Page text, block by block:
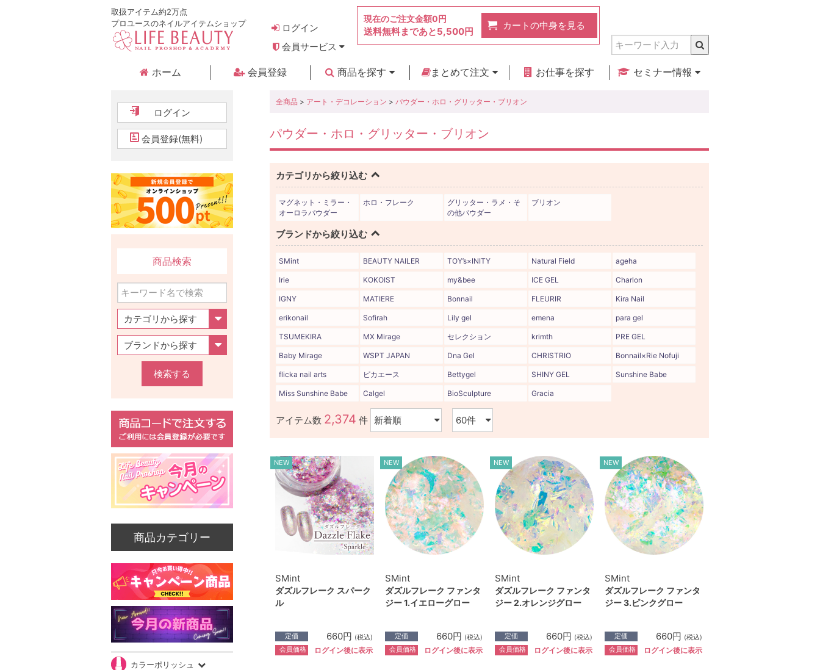
取扱アイテム約2万点
プロユースのネイルアイテムショップ
ログイン
会員サービス
現在のご注文金額0円
送料無料まであと5,500円
カートの中身を見る
ホーム 会員登録
商品を探す
まとめて注文
お仕事を探す
セミナー情報
全商品 > アート・デコレーション > パウダー・ホロ・グリッター・ブリオン
パウダー・ホロ・グリッター・ブリオン
カテゴリから絞り込む
マグネット・ミラー・
オーロラパウダー
ホロ・フレーク
グリッター・ラメ・そ
の他パウダー
ブリオン
ブランドから絞り込む
SMint BEAUTY NAILER TOY’s×INITY Natural Field ageha
Irie KOKOIST my&bee ICE GEL Charlon
IGNY MATIERE Bonnail FLEURIR Kira Nail
erikonail Sofirah Lily gel emena para gel
TSUMEKIRA MX Mirage セレクション krimth PRE GEL
Baby Mirage WSPT JAPAN Dna Gel CHRISTRIO Bonnail×Rie Nofuji
flicka nail arts ピカエース Bettygel SHINY GEL Sunshine Babe
Miss Sunshine Babe Calgel BioSculpture Gracia
アイテム数 2,374 件
NEW
SMint
ダズルフレーク スパーク
ル
定価 660円 (税込)
会員価格 ログイン後に表示
NEW
SMint
ダズルフレーク ファンタ
ジー 1.イエローグロー
定価 660円 (税込)
会員価格 ログイン後に表示
NEW
SMint
ダズルフレーク ファンタ
ジー 2.オレンジグロー
定価 660円 (税込)
会員価格 ログイン後に表示
NEW
SMint
ダズルフレーク ファンタ
ジー 3.ピンクグロー
定価 660円 (税込)
会員価格 ログイン後に表示
ログイン
会員登録(無料)
商品検索
検索する
商品カテゴリー
カラーポリッシュ